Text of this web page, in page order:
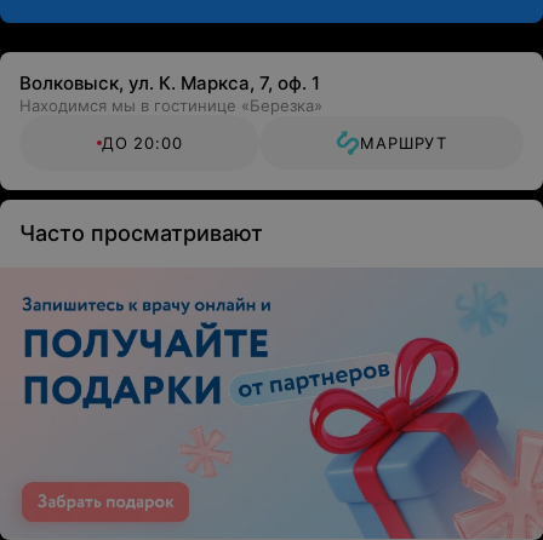
Волковыск, ул. К. Маркса, 7, оф. 1
Находимся мы в гостинице «Березка»
ДО 20:00
МАРШРУТ
Часто просматривают